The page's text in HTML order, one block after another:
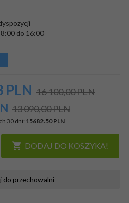
do 16:00
PLN 16 100,00 PLN
13 090,00 PLN
30 dni: 15682.50 PLN
DODAJ DO KOSZYKA!
do przechowalni